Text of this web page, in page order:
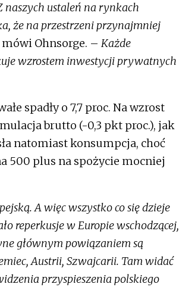
ustaleń na rynkach
że na przestrzeni przynajmniej
Ohnsorge. – Każde
wzrostem inwestycji prywatnych
spadły o 7,7 proc. Na wzrost
brutto (-0,3 pkt proc.), jak
natomiast konsumpcja, choć
500 plus na spożycie mocniej
A więc wszystko co się dzieje
reperkusje w Europie wschodzącej,
głównym powiązaniem są
Austrii, Szwajcarii. Tam widać
przyspieszenia polskiego